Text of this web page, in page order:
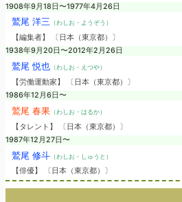
1908年9月18日〜1977年4月26日
鷲尾 洋三 （わしお・ようぞう）
【編集者】 〔日本（東京都）〕
1938年9月20日〜2012年2月26日
鷲尾 悦也（わしお・えつや）
【労働運動家】 〔日本（東京都）〕
1986年12月6日〜
鷲尾 春果（わしお・はるか）
【タレント】 〔日本（東京都）〕
1987年12月27日〜
鷲尾 修斗（わしお・しゅうと）
【俳優】 〔日本（東京都）〕